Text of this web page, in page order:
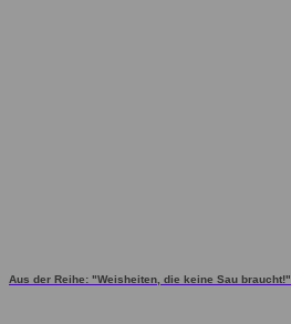
Aus der Reihe: "Weisheiten, die keine Sau braucht!"